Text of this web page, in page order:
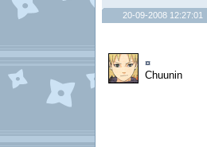
20-09-2008 12:27:01
¤
Chuunin